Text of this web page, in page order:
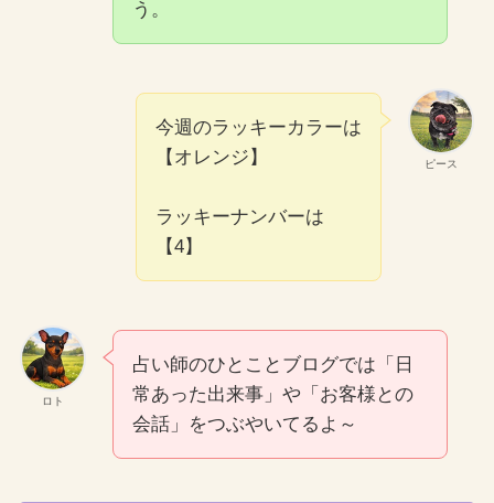
う。
ピース
今週のラッキーカラーは
【オレンジ】
ラッキーナンバーは
【4】
ロト
占い師のひとことブログでは「日
常あった出来事」や「お客様との
会話」をつぶやいてるよ～